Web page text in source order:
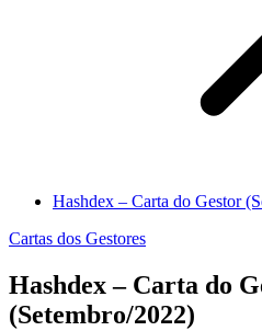
Hashdex – Carta do Gestor
Cartas dos Gestores
Hashdex – Carta do
(Setembro/2022)